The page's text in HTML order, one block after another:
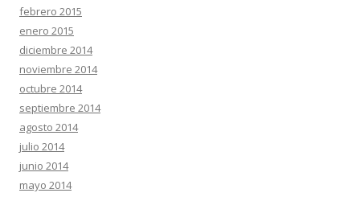
febrero 2015
enero 2015
diciembre 2014
noviembre 2014
octubre 2014
septiembre 2014
agosto 2014
julio 2014
junio 2014
mayo 2014